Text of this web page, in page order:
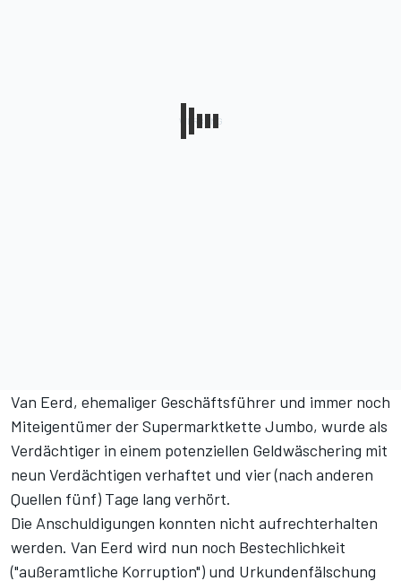
Van Eerd, ehemaliger Geschäftsführer und immer noch
Miteigentümer der Supermarktkette Jumbo, wurde als
Verdächtiger in einem potenziellen Geldwäschering mit
neun Verdächtigen verhaftet und vier (nach anderen
Quellen fünf) Tage lang verhört.
Die Anschuldigungen konnten nicht aufrechterhalten
werden. Van Eerd wird nun noch Bestechlichkeit
("außeramtliche Korruption") und Urkundenfälschung